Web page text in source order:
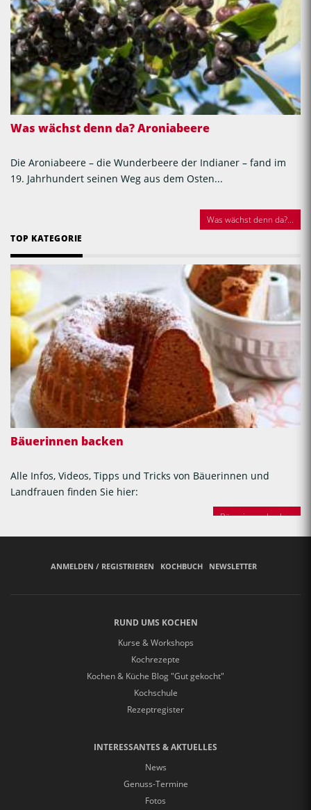
Was wächst denn da? Aroniabeere
Die Aroniabeere – die Wunderbeere der Indianer – fand im
19. Jahrhundert seinen Weg aus dem Osten...
Was wächst denn da?...
TOP KATEGORIE
Bäuerinnen backen
Alle Infos, Videos, Tipps und Tricks von Bäuerinnen und
Landfrauen finden Sie hier:
Bäuerinnen backen
ANMELDEN / REGISTRIEREN KOCHBUCH NEWSLETTER
RUND UMS KOCHEN
Kurse & Workshops
Kochrezepte
Kochen & Küche Blog "Gut gekocht"
Kochschule
Rezeptregister
INTERESSANTES & AKTUELLES
News
Genuss-Termine
Fotos